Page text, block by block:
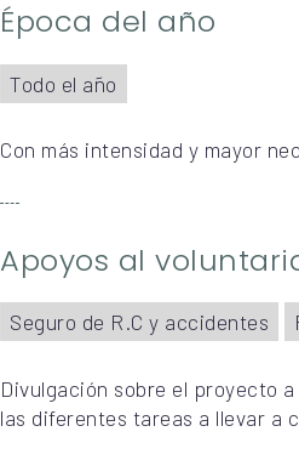
Época del año
Todo el año
Con más intensidad y mayor
Apoyos al
Seguro de R.C y accidentes
Divulgación sobre el proyecto
las diferentes tareas a llevar a